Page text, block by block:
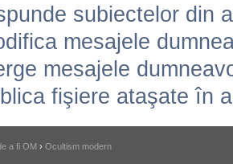
subiectelor din
mesajele
mesajele
fişiere ataşate în
a fi OM › Ocultism modern